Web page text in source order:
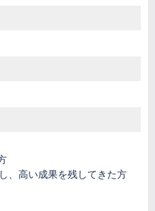
、高い成果を残してきた方